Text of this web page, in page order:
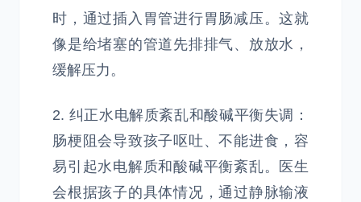
时，通过插入胃管进行胃肠减压。这就
像是给堵塞的管道先排排气、放放水，
缓解压力。
2. 纠正水电解质紊乱和酸碱平衡失调：
肠梗阻会导致孩子呕吐、不能进食，容
易引起水电解质和酸碱平衡紊乱。医生
会根据孩子的具体情况，通过静脉输液